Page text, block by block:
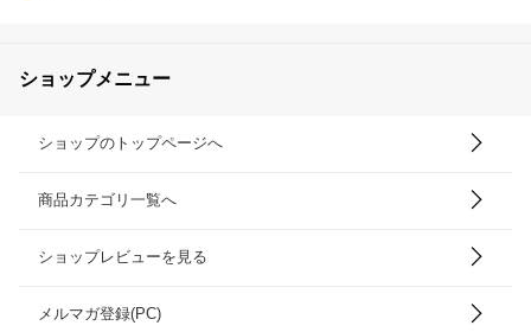
ショップメニュー
ショップのトップページへ
商品カテゴリ一覧へ
ショップレビューを見る
メルマガ登録(PC)